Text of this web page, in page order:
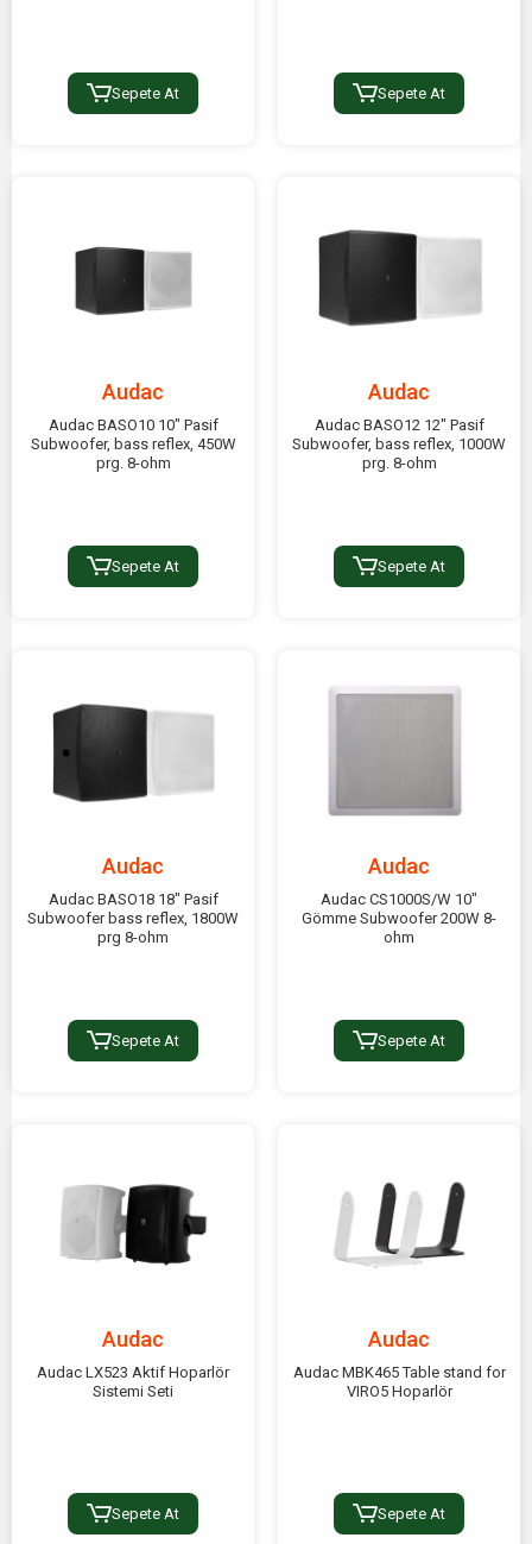
Sepete At Sepete At
Audac
Audac BASO10 10" Pasif
Subwoofer, bass reflex, 450W
prg. 8-ohm
Sepete At
Audac
Audac BASO12 12" Pasif
Subwoofer, bass reflex, 1000W
prg. 8-ohm
Sepete At
Audac
Audac BASO18 18" Pasif
Subwoofer bass reflex, 1800W
prg 8-ohm
Sepete At
Audac
Audac CS1000S/W 10"
Gömme Subwoofer 200W 8-
ohm
Sepete At
Audac
Audac LX523 Aktif Hoparlör
Sistemi Seti
Sepete At
Audac
Audac MBK465 Table stand for
VIRO5 Hoparlör
Sepete At